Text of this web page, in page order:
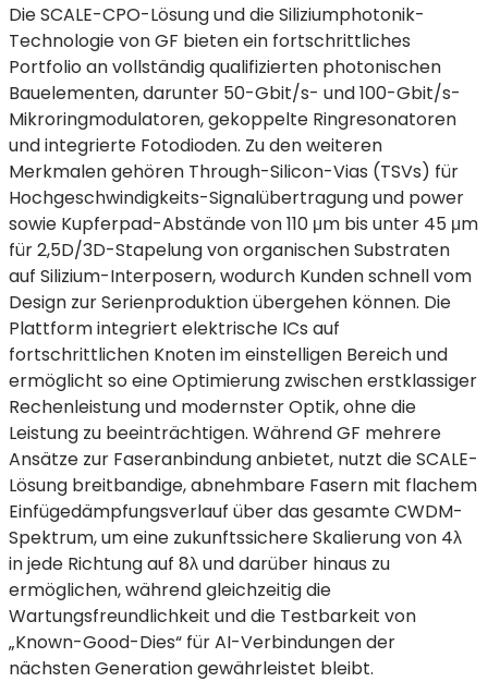
Die SCALE-CPO-Lösung und die Siliziumphotonik-
Technologie von GF bieten ein fortschrittliches
Portfolio an vollständig qualifizierten photonischen
Bauelementen, darunter 50-Gbit/s- und 100-Gbit/s-
Mikroringmodulatoren, gekoppelte Ringresonatoren
und integrierte Fotodioden. Zu den weiteren
Merkmalen gehören Through-Silicon-Vias (TSVs) für
Hochgeschwindigkeits-Signalübertragung und power
sowie Kupferpad-Abstände von 110 μm bis unter 45 μm
für 2,5D/3D-Stapelung von organischen Substraten
auf Silizium-Interposern, wodurch Kunden schnell vom
Design zur Serienproduktion übergehen können. Die
Plattform integriert elektrische ICs auf
fortschrittlichen Knoten im einstelligen Bereich und
ermöglicht so eine Optimierung zwischen erstklassiger
Rechenleistung und modernster Optik, ohne die
Leistung zu beeinträchtigen. Während GF mehrere
Ansätze zur Faseranbindung anbietet, nutzt die SCALE-
Lösung breitbandige, abnehmbare Fasern mit flachem
Einfügedämpfungsverlauf über das gesamte CWDM-
Spektrum, um eine zukunftssichere Skalierung von 4λ
in jede Richtung auf 8λ und darüber hinaus zu
ermöglichen, während gleichzeitig die
Wartungsfreundlichkeit und die Testbarkeit von
„Known-Good-Dies“ für AI-Verbindungen der
nächsten Generation gewährleistet bleibt.